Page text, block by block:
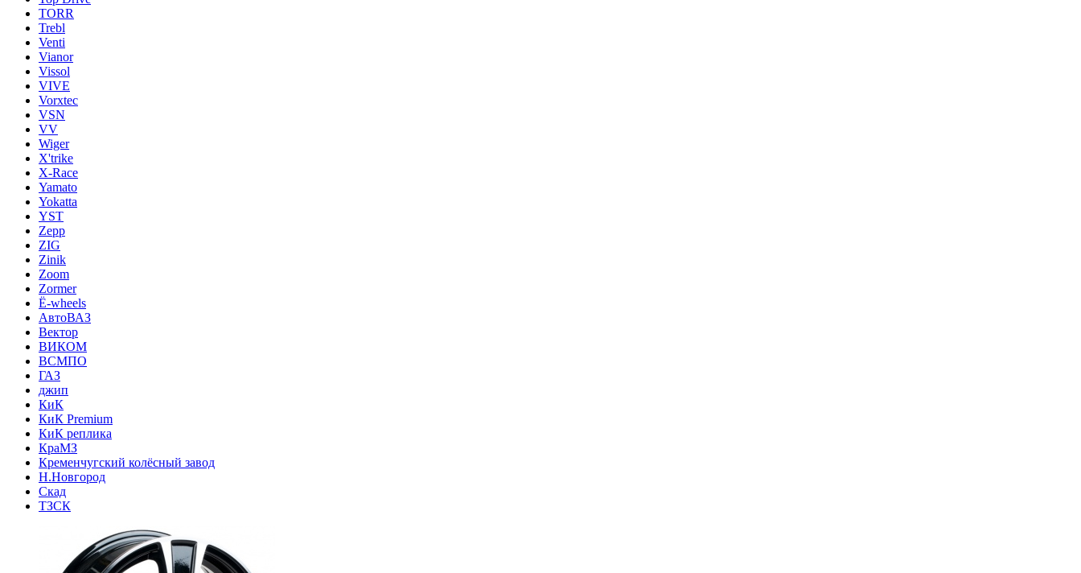
TORR
Trebl
Venti
Vianor
Vissol
VIVE
Vorxtec
VSN
VV
Wiger
X'trike
X-Race
Yamato
Yokatta
YST
Zepp
ZIG
Zinik
Zoom
Zormer
Ё-wheels
АвтоВАЗ
Вектор
ВИКОМ
ВСМПО
ГАЗ
джип
КиК
КиК Premium
КиК реплика
КраМЗ
Кременчугский колёсный завод
Н.Новгород
Скад
ТЗСК